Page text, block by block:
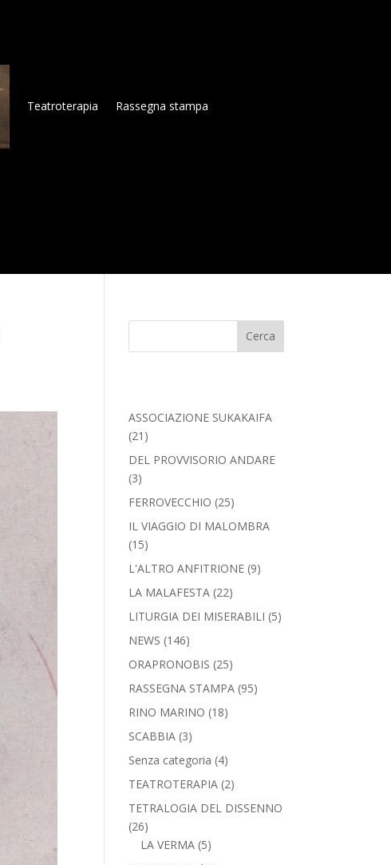
Teatroterapia Rassegna stampa
Cerca
ASSOCIAZIONE SUKAKAIFA
(21)
DEL PROVVISORIO ANDARE
(3)
FERROVECCHIO (25)
IL VIAGGIO DI MALOMBRA
(15)
L'ALTRO ANFITRIONE (9)
LA MALAFESTA (22)
LITURGIA DEI MISERABILI (5)
NEWS (146)
ORAPRONOBIS (25)
RASSEGNA STAMPA (95)
RINO MARINO (18)
SCABBIA (3)
Senza categoria (4)
TEATROTERAPIA (2)
TETRALOGIA DEL DISSENNO
(26)
LA VERMA (5)